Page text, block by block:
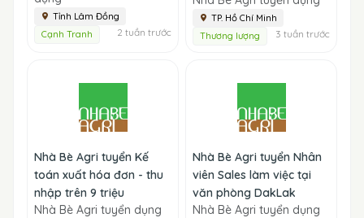
Tỉnh Lâm Đồng
Cạnh Tranh
2 tuần trước
TP. Hồ Chí Minh
Thương lượng
3 tuần trước
Nhà Bè Agri tuyển Kế
toán xuất hóa đơn - thu
nhập trên 9 triệu
Nhà Bè Agri tuyển dụng
Nhà Bè Agri tuyển Nhân
viên Sales làm việc tại
văn phòng DakLak
Nhà Bè Agri tuyển dụng